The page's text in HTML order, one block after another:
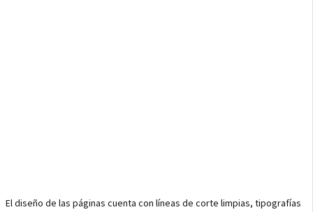
El diseño de las páginas cuenta con líneas de corte limpias, tipografías